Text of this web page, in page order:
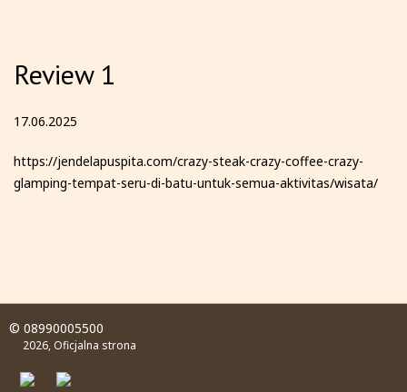
Review 1
17.06.2025
https://jendelapuspita.com/crazy-steak-crazy-coffee-crazy-
glamping-tempat-seru-di-batu-untuk-semua-aktivitas/wisata/
© 08990005500
2026, Oficjalna strona